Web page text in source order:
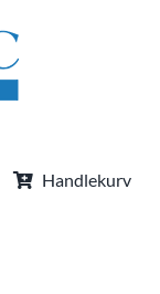
Handlekurv